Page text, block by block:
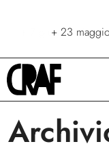
7 giugno - 6
+ 23
+ 24/04/